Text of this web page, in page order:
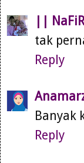
||
tak
Reply
Banyak
Reply